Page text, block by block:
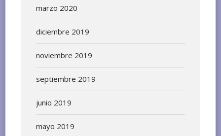
marzo 2020
diciembre 2019
noviembre 2019
septiembre 2019
junio 2019
mayo 2019